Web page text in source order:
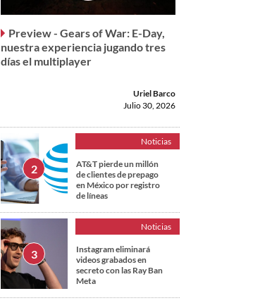
Preview - Gears of War: E-Day,
nuestra experiencia jugando tres
días el multiplayer
Uriel Barco
Julio 30, 2026
Noticias
AT&T pierde un millón
de clientes de prepago
en México por registro
de líneas
Noticias
Instagram eliminará
videos grabados en
secreto con las Ray Ban
Meta